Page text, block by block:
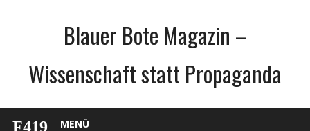
Blauer Bote Magazin –
Wissenschaft statt Propaganda
MENÜ